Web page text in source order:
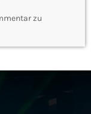
zu